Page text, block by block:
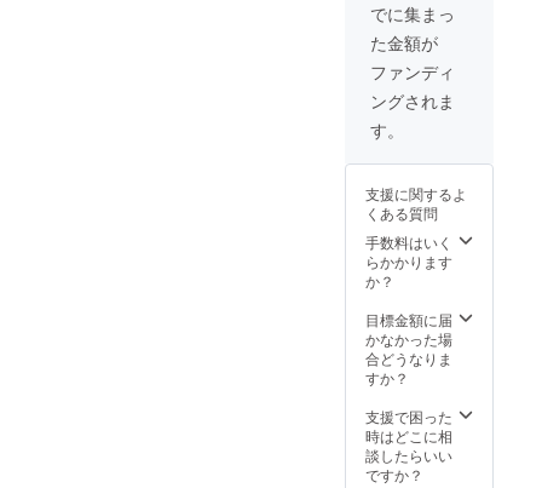
でに集まっ
た金額が
ファンディ
ングされま
す。
支援に関するよ
くある質問
手数料はいく
らかかります
か？
目標金額に届
かなかった場
合どうなりま
すか？
支援で困った
時はどこに相
談したらいい
ですか？